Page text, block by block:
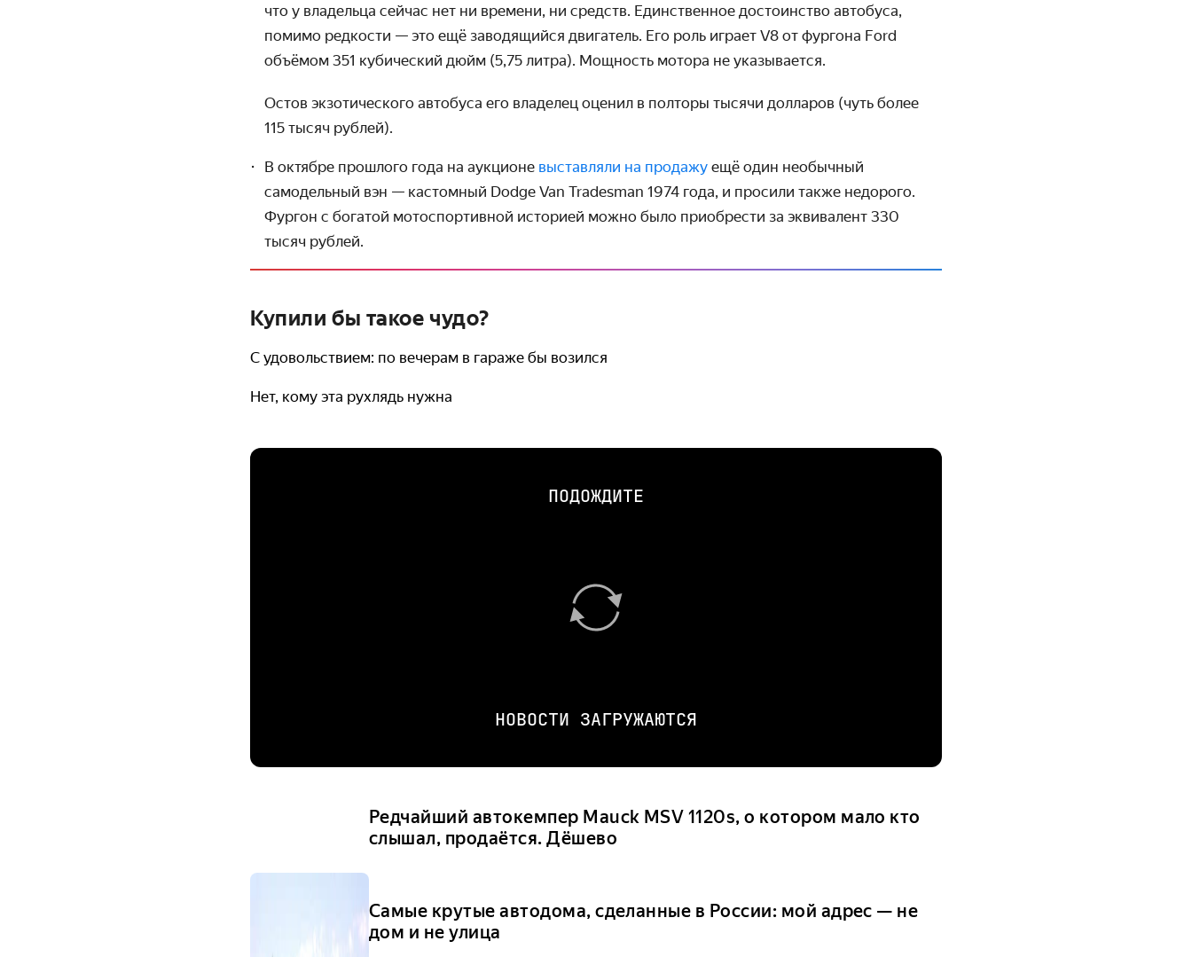
что у владельца сейчас нет ни времени, ни средств. Единственное достоин­ство автобуса,
помимо редкости — это ещё заводящийся двигатель. Его роль играет V8 от фургона Ford
объёмом 351 кубический дюйм (5,75 литра). Мощность мотора не указывается.
Остов экзотического автобуса его владелец оценил в полторы тысячи долларов (чуть более
115 тысяч рублей).
В октябре прошлого года на аукционе выставляли на продажу ещё один необычный
самодельный вэн — кастомный Dodge Van Tradesman 1974 года, и просили также недорого.
Фургон с богатой мотоспортивной историей можно было приобрести за эквивалент 330
тысяч рублей.
Купили бы такое чудо?
С удовольствием: по вечерам в гараже бы возился
Нет, кому эта рухлядь нужна
ПОДОЖДИТЕ
НОВОСТИ ЗАГРУЖАЮТСЯ
Редчайший автокемпер Mauck MSV 1120s, о котором мало кто
слышал, продаётся. Дёшево
Самые крутые автодома, сделанные в России: мой адрес — не
дом и не улица